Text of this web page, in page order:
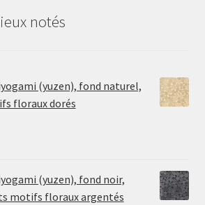
notés
(yuzen), fond naturel,
floraux dorés
(yuzen), fond noir,
motifs floraux argentés